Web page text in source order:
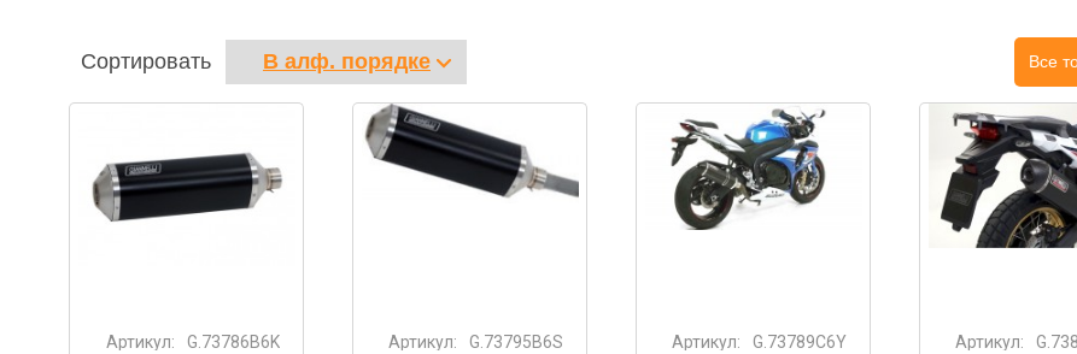
Все
Сортировать
Артикул: G.73786B6K Артикул: G.73795B6S Артикул: G.73789C6Y Артикул: